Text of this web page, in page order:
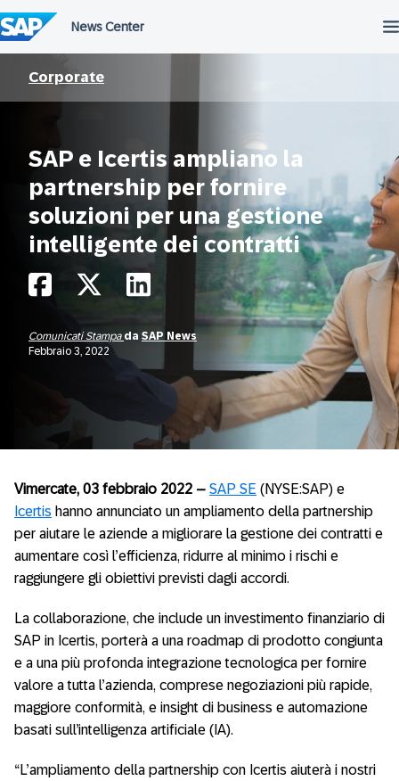
al
contenuto
Corporate
SAP e Icertis ampliano la
partnership per fornire
soluzioni per una gestione
intelligente dei contratti
Comunicati Stampa da SAP News
Febbraio 3, 2022
Vimercate, 03 febbraio 2022 – SAP SE (NYSE:SAP) e
Icertis hanno annunciato un ampliamento della partnership
per aiutare le aziende a migliorare la gestione dei contratti e
aumentare così l’efficienza, ridurre al minimo i rischi e
raggiungere gli obiettivi previsti dagli accordi.
La collaborazione, che include un investimento finanziario di
SAP in Icertis, porterà a una roadmap di prodotto congiunta
e a una più profonda integrazione tecnologica per fornire
valore a tutta l’azienda, comprese negoziazioni più rapide,
maggiore conformità, e insight di business e automazione
basati sull’intelligenza artificiale (IA).
“L’ampliamento della partnership con Icertis aiuterà i nostri